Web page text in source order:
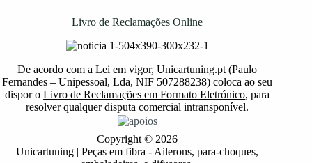
Livro de Reclamações Online
De acordo com a Lei em vigor, Unicartuning.pt (Paulo
Fernandes – Unipessoal, Lda, NIF 507288238) coloca ao seu
dispor oLivro de Reclamações em Formato Eletrónico, para
resolver qualquer disputa comercial intransponível.
Copyright © 2026
Unicartuning | Peças em fibra - Ailerons, para-choques,